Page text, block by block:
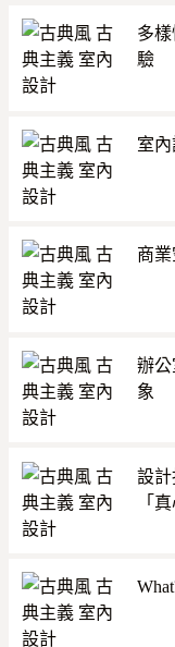
多
驗
室
商
辦
象
設
「